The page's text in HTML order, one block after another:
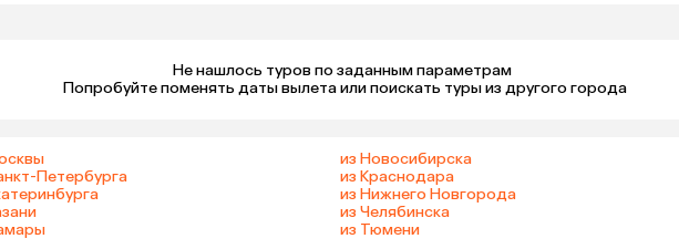
Не нашлось туров по заданным параметрам
Попробуйте поменять даты вылета или поискать туры из другого города
Петербурга
из Новосибирска
из Краснодара
из Нижнего Новгорода
из Челябинска
из Тюмени